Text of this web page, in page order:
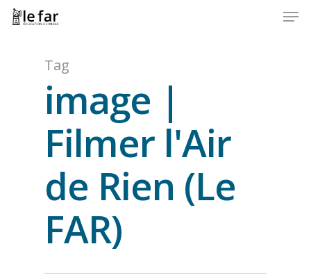
Skip
Tag
image |
Filmer l'Air
de Rien (Le
FAR)